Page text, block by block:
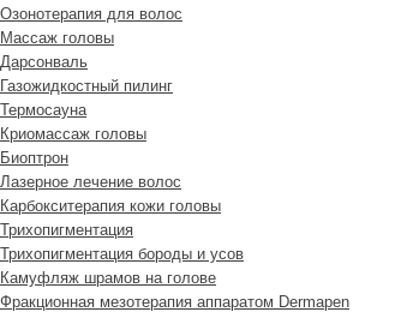
Озонотерапия для волос
Массаж головы
Дарсонваль
Газожидкостный пилинг
Термосауна
Криомассаж головы
Биоптрон
Лазерное лечение волос
Карбокситерапия кожи головы
Трихопигментация
Трихопигментация бороды и усов
Камуфляж шрамов на голове
Фракционная мезотерапия аппаратом Dermapen